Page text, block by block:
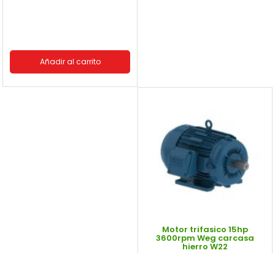
Añadir al carrito
Motor trifasico 15hp
3600rpm Weg carcasa
hierro W22